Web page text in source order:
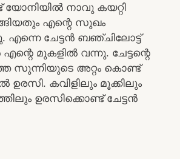
യോനിയിൽ നാവു കയറ്റി
എന്റെ സുഖം
എന്നെ ചേട്ടൻ ബഞ്ചിലോട്ട്
എന്റെ മുകളിൽ വന്നു. ചേട്ടന്റെ
സുന്നിയുടെ അറ്റം കൊണ്ട്
ഉരസി. കവിളിലും മൂക്കിലും
ഉരസിക്കൊണ്ട് ചേട്ടൻ